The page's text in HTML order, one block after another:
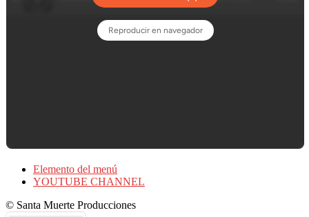
Elemento del menú
YOUTUBE CHANNEL
© Santa Muerte Producciones